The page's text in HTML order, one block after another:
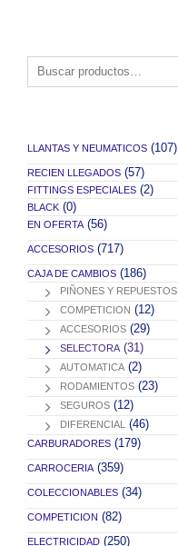
Buscar por:
LLANTAS Y NEUMATICOS (107)
RECIEN LLEGADOS (57)
FITTINGS ESPECIALES (2)
BLACK (0)
EN OFERTA (56)
ACCESORIOS (717)
CAJA DE CAMBIOS (186)
PIÑONES Y REPUESTOS
COMPETICION (12)
ACCESORIOS (29)
SELECTORA (31)
AUTOMATICA (2)
RODAMIENTOS (23)
SEGUROS (12)
DIFERENCIAL (46)
CARBURADORES (179)
CARROCERIA (359)
COLECCIONABLES (34)
COMPETICION (82)
ELECTRICIDAD (250)